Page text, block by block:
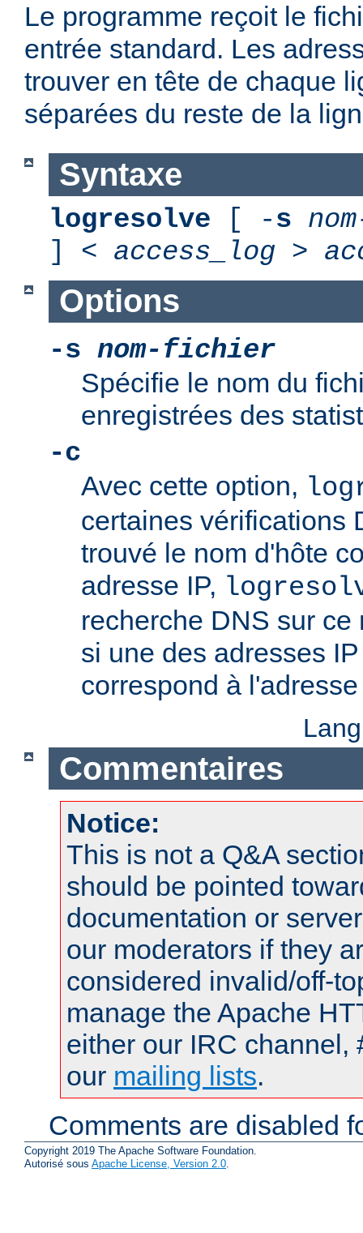
Le programme reçoit le
entrée standard. Les
trouver en tête de chaque
séparées du reste de la
Syntaxe
logresolve [ -s
] < access_log >
Options
-s nom-fichier
Spécifie le nom du
enregistrées des
-c
Avec cette option,
certaines vérifications
trouvé le nom d'hôte
adresse IP,
recherche DNS sur
si une des adresses
correspond à
Commentaires
Notice:
This is not a Q&A
should be pointed
documentation or
our moderators if they
considered invalid/off-
manage the Apache
either our IRC channel,
our mailing lists.
Comments are disabled
Copyright 2019 The Apache Software Foundation.
Autorisé sous Apache License, Version 2.0